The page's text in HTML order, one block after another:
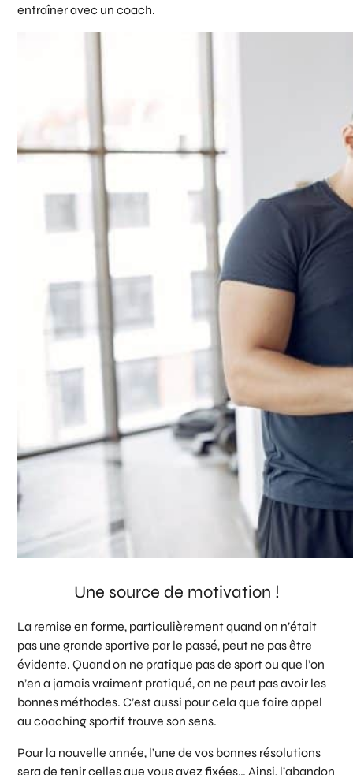
entraîner avec un coach.
Une source de motivation !
La remise en forme, particulièrement quand on n’était
pas une grande sportive par le passé, peut ne pas être
évidente. Quand on ne pratique pas de sport ou que l’on
n’en a jamais vraiment pratiqué, on ne peut pas avoir les
bonnes méthodes. C’est aussi pour cela que faire appel
au coaching sportif trouve son sens.
Pour la nouvelle année, l’une de vos bonnes résolutions
sera de tenir celles que vous avez fixées… Ainsi, l’abandon